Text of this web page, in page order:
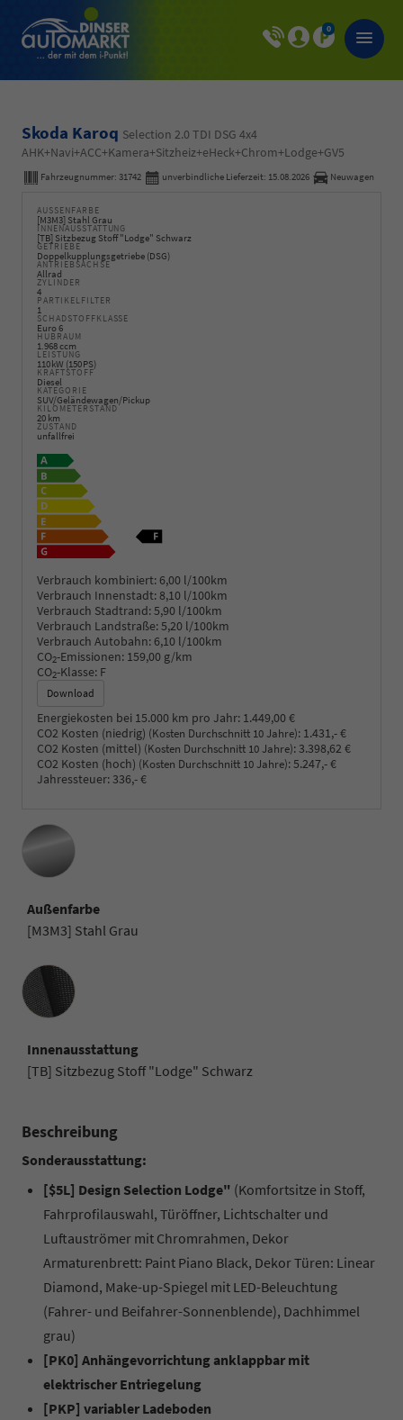
0
Skoda Karoq Selection 2.0 TDI DSG 4x4
AHK+Navi+ACC+Kamera+Sitzheiz+eHeck+Chrom+Lodge+GV5
Fahrzeugnummer: 31742 unverbindliche Lieferzeit: 15.08.2026 Neuwagen
AUSSENFARBE
[M3M3] Stahl Grau
INNENAUSSTATTUNG
[TB] Sitzbezug Stoff "Lodge" Schwarz
GETRIEBE
Doppelkupplungsgetriebe (DSG)
ANTRIEBSACHSE
Allrad
ZYLINDER
4
PARTIKELFILTER
1
SCHADSTOFFKLASSE
Euro 6
HUBRAUM
1.968 ccm
LEISTUNG
110 kW (150 PS)
KRAFTSTOFF
Diesel
KATEGORIE
SUV/Geländewagen/Pickup
KILOMETERSTAND
20 km
ZUSTAND
unfallfrei
Verbrauch kombiniert: 6,00 l/100km
Verbrauch Innenstadt:8,10 l/100km
Verbrauch Stadtrand:5,90 l/100km
Verbrauch Landstraße:5,20 l/100km
Verbrauch Autobahn: 6,10 l/100km
CO2-Emissionen: 159,00 g/km
CO2-Klasse: F
Download
Energiekosten bei 15.000 km pro Jahr: 1.449,00 €
CO2 Kosten (niedrig) (Kosten Durchschnitt 10 Jahre): 1.431,- €
CO2 Kosten (mittel) (Kosten Durchschnitt 10 Jahre):3.398,62 €
CO2 Kosten (hoch) (Kosten Durchschnitt 10 Jahre):5.247,- €
Jahressteuer:336,- €
Außenfarbe
[M3M3] Stahl Grau
Innenausstattung
Innenausstattung
[TB] Sitzbezug Stoff "Lodge" Schwarz
Beschreibung
Sonderausstattung:
[$5L] Design Selection Lodge" (Komfortsitze in Stoff,
Fahrprofilauswahl, Türöffner, Lichtschalter und
Luftauströmer mit Chromrahmen, Dekor
Armaturenbrett: Paint Piano Black, Dekor Türen: Linear
Diamond, Make-up-Spiegel mit LED-Beleuchtung
(Fahrer- und Beifahrer-Sonnenblende), Dachhimmel
grau)
[PK0] Anhängevorrichtung anklappbar mit
elektrischer Entriegelung
[PKP] variabler Ladeboden